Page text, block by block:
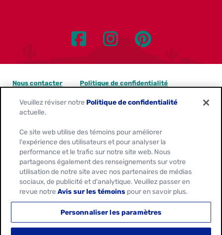
Location:
Canada
Nous contacter Politique de confidentialité
Avis sur les témoins
Demandes de confidentialité des données
Conditions d'utilisation
Veuillez réviser notre Politique de confidentialité
actuelle.
Ce site web utilise des témoins pour améliorer
l'expérience des utilisateurs et pour analyser la
performance et le trafic sur notre site web. Nous
partageons également des renseignements sur votre
utilisation de notre site avec nos partenaires de médias
sociaux, de publicité et d'analytique. Veuillez passer en
revue notreAvis sur les témoins pour en savoir plus.
Personnaliser les paramètres